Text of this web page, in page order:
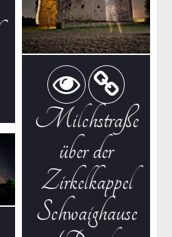
Milchstraße
über der
Zirkelkappel
Schwaighause